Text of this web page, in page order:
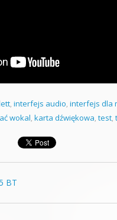
, interfejs audio, interfejs dla
wokal, karta dźwiękowa, test,
BT